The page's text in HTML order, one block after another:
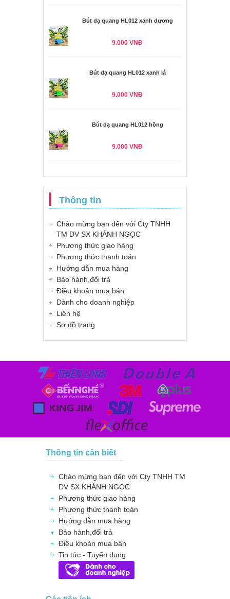
Bút dạ quang HL012 xanh dương
9.000 VNĐ
Bút dạ quang HL012 xanh lá
9.000 VNĐ
Bút dạ quang HL012 hồng
9.000 VNĐ
Thông tin
Chào mừng bạn đến với Cty TNHH
TM DV SX KHÁNH NGỌC
Phương thức giao hàng
Phương thức thanh toán
Hướng dẫn mua hàng
Bảo hành,đổi trả
Điều khoản mua bán
Dành cho doanh nghiệp
Liên hệ
Sơ đồ trang
Thông tin cần biết
Chào mừng bạn đến với Cty TNHH TM
DV SX KHÁNH NGỌC
Phương thức giao hàng
Phương thức thanh toán
Hướng dẫn mua hàng
Bảo hành,đổi trả
Điều khoản mua bán
Tin tức - Tuyển dụng